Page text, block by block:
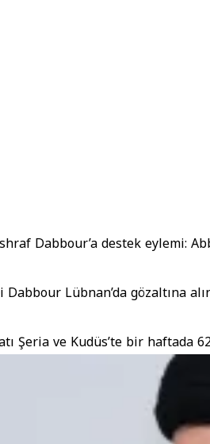
Dabbour’a destek eylemi:
Lübnan’da gözaltına
Şeria ve Kudüs’te bir haftada